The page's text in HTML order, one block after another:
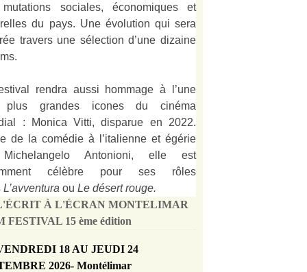
sociales, économiques et
du pays. Une évolution qui sera
travers une sélection d’une dizaine
rendra aussi hommage à l’une
plus grandes icones du cinéma
: Monica Vitti, disparue en 2022.
de la comédie à l’italienne et égérie
Antonioni, elle est
célèbre pour ses rôles
L’avventura ou Le désert rouge.
À L'ÉCRAN MONTELIMAR
FESTIVAL 15 ème édition
18 AU JEUDI 24
2026- Montélimar